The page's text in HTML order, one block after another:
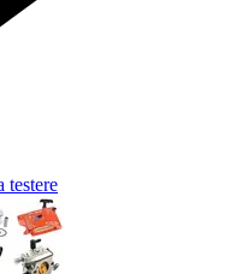
testere